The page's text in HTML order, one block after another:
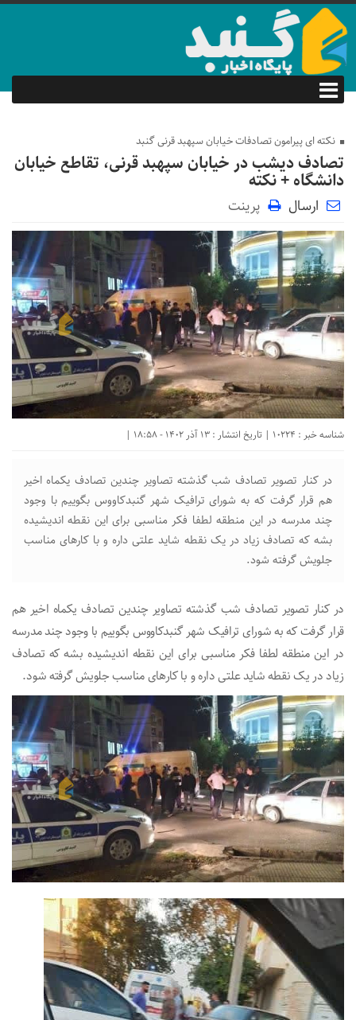
نکته ای پیرامون تصادفات خیابان سپهبد قرنی گنبد
تصادف دیشب در خیابان سپهبد قرنی، تقاطع خیابان
دانشگاه + نکته
ارسال پرینت
شناسه خبر : 10224 | تاریخ انتشار : 13 آذر 1402 - 18:58 |
در کنار تصویر تصادف شب گذشته تصاویر چندین تصادف یکماه اخیر
هم‌ قرار گرفت که به شورای ترافیک شهر گنبدکاووس بگوییم با وجود
چند‌ مدرسه در این‌ منطقه لطفا فکر‌ مناسبی برای این‌ نقطه اندیشیده
بشه که تصادف زیاد در یک نقطه شاید علتی داره و با کارهای مناسب
جلویش گرفته شود.
در کنار تصویر تصادف شب گذشته تصاویر چندین تصادف یکماه اخیر هم‌
قرار گرفت که به شورای ترافیک شهر گنبدکاووس بگوییم با وجود چند‌ مدرسه
در این‌ منطقه لطفا فکر‌ مناسبی برای این‌ نقطه اندیشیده بشه که تصادف
زیاد در یک نقطه شاید علتی داره و با کارهای مناسب جلویش گرفته شود.